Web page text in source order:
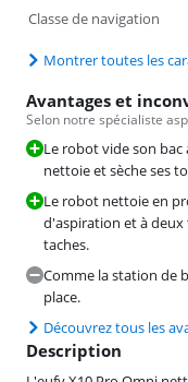
Classe de navigation
Montrer toutes les
Avantages et
Selon notre spécialiste
Le robot vide son
nettoie et sèche ses
Le robot nettoie en
d'aspiration et à
taches.
Comme la station de
place.
Découvrez tous les
Description